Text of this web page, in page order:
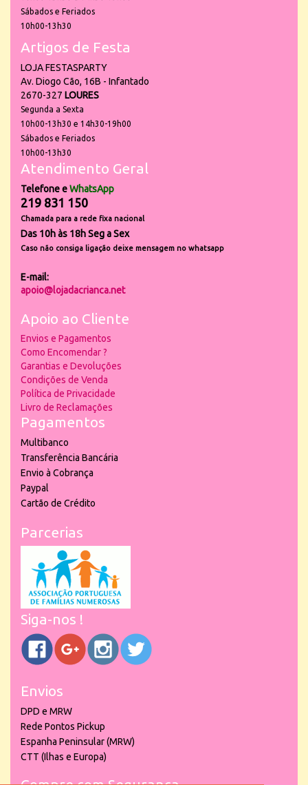
Sábados e Feriados
10h00-13h30
Artigos de Festa
LOJA FESTASPARTY
Av. Diogo Cão, 16B - Infantado
2670-327 LOURES
Segunda a Sexta
10h00-13h30 e 14h30-19h00
Sábados e Feriados
10h00-13h30
Atendimento Geral
Telefone eWhatsApp
219 831 150
Chamada para a rede fixa nacional
Das 10h às 18h Seg a Sex
Caso não consiga ligação deixe mensagem no whatsapp
E-mail:
apoio@lojadacrianca.net
Apoio ao Cliente
Envios e Pagamentos
Como Encomendar ?
Garantias e Devoluções
Condições de Venda
Política de Privacidade
Livro de Reclamações
Pagamentos
Multibanco
Transferência Bancária
Envio à Cobrança
Paypal
Cartão de Crédito
Parcerias
Siga-nos !
Envios
DPD e MRW
Rede Pontos Pickup
Espanha Peninsular (MRW)
CTT (Ilhas e Europa)